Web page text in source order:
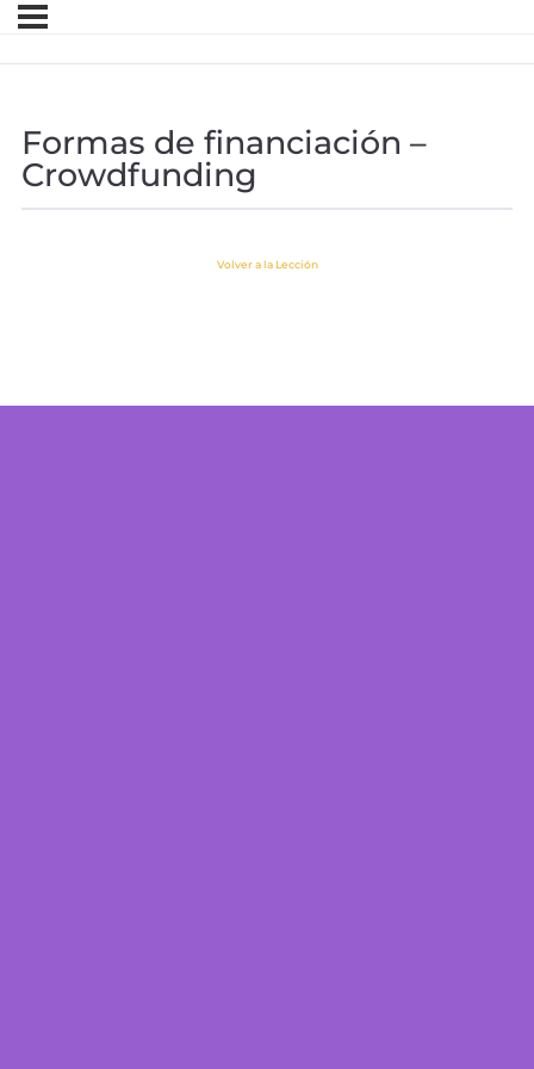
Formas de financiación –
Crowdfunding
Volver a la Lección